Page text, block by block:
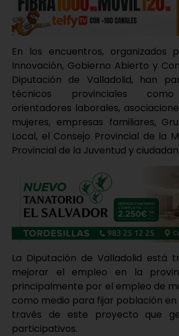
En los encuentros, organizados
Innovación, Gobierno Abierto y
Diputación de Valladolid, han
técnicos provinciales como
orientadores laborales,
mujeres, empresas familiares,
Local, el Consejo Provincial de la
Provincial de la Juventud y
La Diputación de Valladolid está
mejorar el empleo en la
principalmente por el empleo de
como medio para fijar población
través de este proyecto que
participativos.